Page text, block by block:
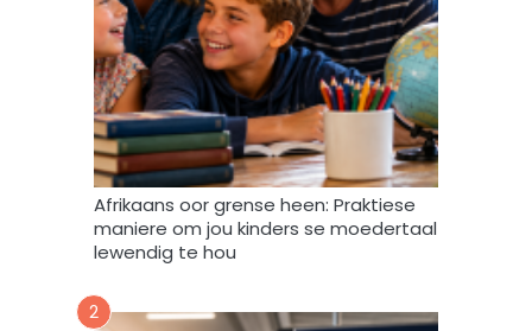
f
u
l
s
t
e
m
e
k
d
a
a
Afrikaans oor grense heen: Praktiese
maniere om jou kinders se moedertaal
lewendig te hou
2